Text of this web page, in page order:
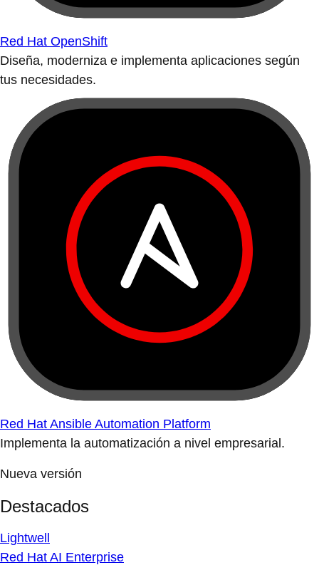
Red Hat OpenShift
Diseña, moderniza e implementa aplicaciones según
tus necesidades.
Red Hat Ansible Automation Platform
Implementa la automatización a nivel empresarial.
Nueva versión
Destacados
Lightwell
Red Hat AI Enterprise